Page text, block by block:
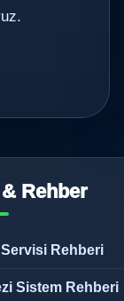
Rehber
Rehberi
Sistem Rehberi